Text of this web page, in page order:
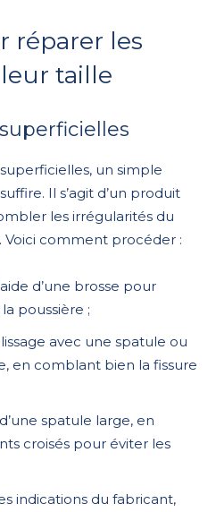
réparer les
taille
un simple
Il s’agit d’un produit
les irrégularités du
Voici comment procéder :
d’une brosse pour
poussière ;
avec une spatule ou
en comblant bien la fissure
spatule large, en
croisés pour éviter les
indications du fabricant,